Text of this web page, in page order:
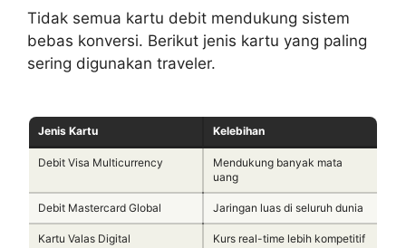
Tidak semua kartu debit mendukung sistem
bebas konversi. Berikut jenis kartu yang paling
sering digunakan traveler.
Jenis Kartu Kelebihan
Debit Visa Multicurrency
Mendukung banyak mata
uang
Debit Mastercard Global Jaringan luas di seluruh dunia
Kartu Valas Digital Kurs real-time lebih kompetitif